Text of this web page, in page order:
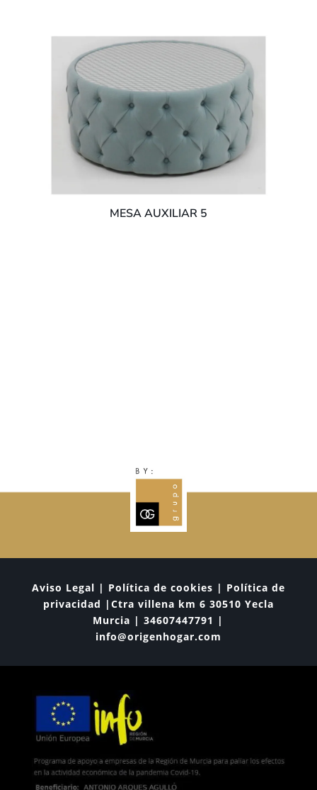
MESA AUXILIAR 5
Aviso Legal | Política de cookies | Política de
privacidad |Ctra villena km 6 30510 Yecla
Murcia | 34607447791 |
info@origenhogar.com